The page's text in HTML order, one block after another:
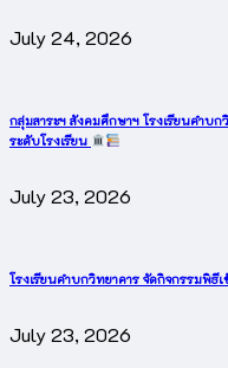
July 24, 2026
กลุ่มสาระฯ สังคมศึกษาฯ โรงเรียนคำ
ระดับโรงเรียน
July 23, 2026
โรงเรียนคำบกวิทยาคาร จัดกิจกรรมพิธี
July 23, 2026